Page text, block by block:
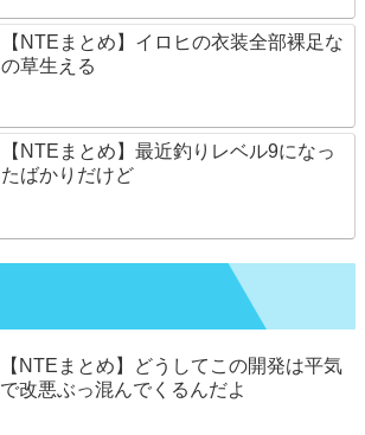
【NTEまとめ】イロヒの衣装全部裸足な
の草生える
【NTEまとめ】最近釣りレベル9になっ
たばかりだけど
【NTEまとめ】どうしてこの開発は平気
で改悪ぶっ混んでくるんだよ